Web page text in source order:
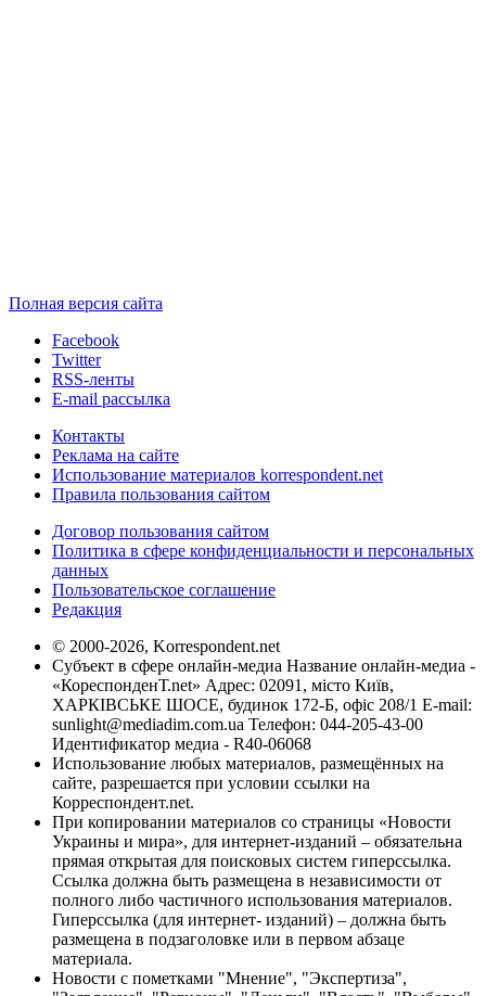
Полная версия сайта
Facebook
Twitter
RSS-ленты
E-mail рассылка
Контакты
Реклама на сайте
Использование материалов korrespondent.net
Правила пользования сайтом
Договор пользования сайтом
Политика в сфере конфиденциальности и персональных
данных
Пользовательское соглашение
Редакция
© 2000-2026, Korrespondent.net
Субъект в сфере онлайн-медиа Название онлайн-медиа -
«КореспонденТ.net» Адрес: 02091, місто Київ,
ХАРКІВСЬКЕ ШОСЕ, будинок 172-Б, офіс 208/1 E-mail:
sunlight@mediadim.com.ua Телефон: 044-205-43-00
Идентификатор медиа - R40-06068
Использование любых материалов, размещённых на
сайте, разрешается при условии ссылки на
Корреспондент.net.
При копировании материалов со страницы «Новости
Украины и мира», для интернет-изданий – обязательна
прямая открытая для поисковых систем гиперссылка.
Ссылка должна быть размещена в независимости от
полного либо частичного использования материалов.
Гиперссылка (для интернет- изданий) – должна быть
размещена в подзаголовке или в первом абзаце
материала.
Новости с пометками "Мнение", "Экспертиза",